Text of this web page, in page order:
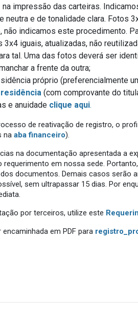
impressão das carteiras.
neutra e de tonalidade clara. Fotos
não indicamos este procedimento.
3x4 iguais, atualizadas, não
tal. Uma das fotos deverá ser
a frente da outra;
próprio (preferencialmente
(com comprovante do
e anuidade clique aqui.
de reativação de registro, o
naaba financeiro).
na documentação apresentada a
em nossa sede.
documentos. Demais casos serão
sem ultrapassar 15 dias. Por
por terceiros, utilize este
em PDF para